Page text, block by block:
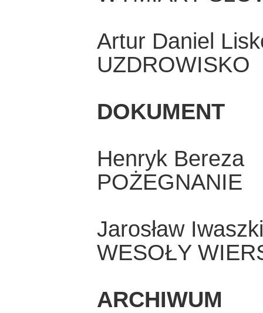
Artur Daniel
UZDROWISKO
DOKUMENT
Henryk Bereza
POŻEGNANIE
Jarosław
WESOŁY
ARCHIWUM